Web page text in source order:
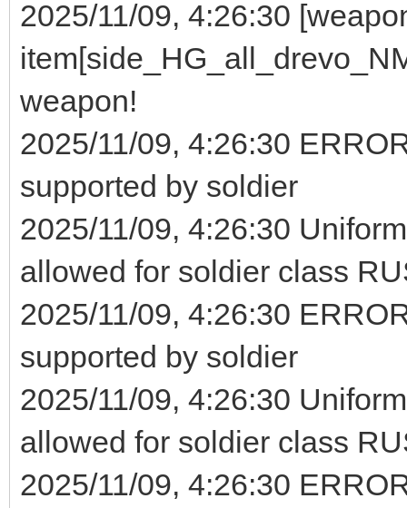
2025/11/09, 4:26:30
weapon!
2025/11/09, 4:26:30
supported by soldier
2025/11/09, 4:26:30
allowed for soldier class
2025/11/09, 4:26:30
supported by soldier
2025/11/09, 4:26:30
allowed for soldier class
2025/11/09, 4:26:30